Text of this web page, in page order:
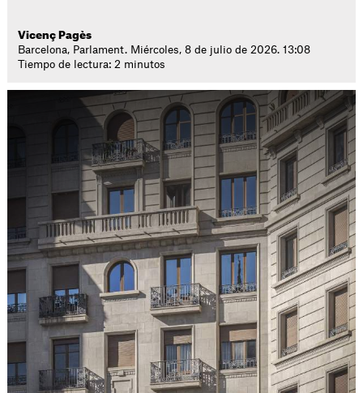
Vicenç Pagès
Barcelona, Parlament. Miércoles, 8 de julio de 2026. 13:08
Tiempo de lectura: 2 minutos